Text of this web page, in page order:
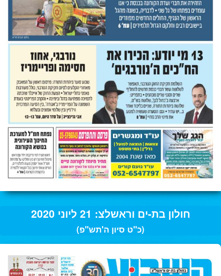
חולון בת-ים וראשלצ: 21 ליוני 2020
(כ"ט סיון ה'תש"פ)